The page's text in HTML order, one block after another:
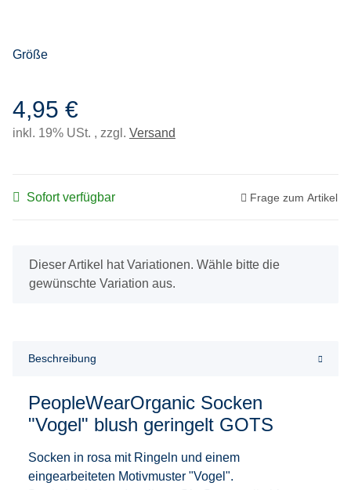
Größe
4,95 €
inkl. 19% USt. , zzgl. Versand
Sofort verfügbar Frage zum Artikel
xDieser Artikel hat Variationen. Wähle bitte die
gewünschte Variation aus.
Beschreibung
PeopleWearOrganic Socken
"Vogel" blush geringelt GOTS
Socken in rosa mit Ringeln und einem
eingearbeiteten Motivmuster "Vogel".